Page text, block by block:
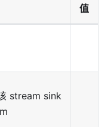
值
stream sink